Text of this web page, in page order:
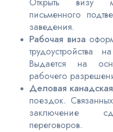
письменного
заведения.
Рабочая виза
трудоустройства
Выдается на
рабочего
Деловая
поездок.
заключение
переговоров.